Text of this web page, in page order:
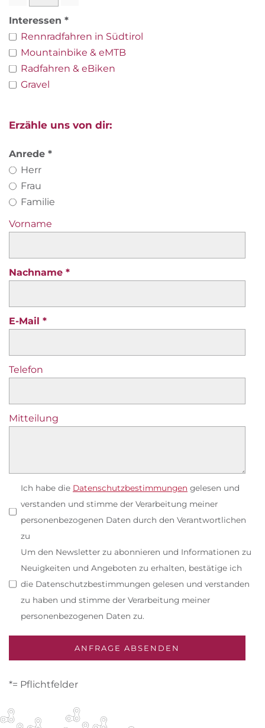
Interessen
Rennradfahren in Südtirol
Mountainbike & eMTB
Radfahren & eBiken
Gravel
Erzähle uns von dir:
Anrede
Herr
Frau
Familie
Vorname
Nachname
E-Mail
Telefon
Mitteilung
Ich habe die Datenschutzbestimmungen gelesen und
verstanden und stimme der Verarbeitung meiner
personenbezogenen Daten durch den Verantwortlichen
zu
Um den Newsletter zu abonnieren und Informationen zu
Neuigkeiten und Angeboten zu erhalten, bestätige ich
die Datenschutzbestimmungen gelesen und verstanden
zu haben und stimme der Verarbeitung meiner
personenbezogenen Daten zu.
*= Pflichtfelder